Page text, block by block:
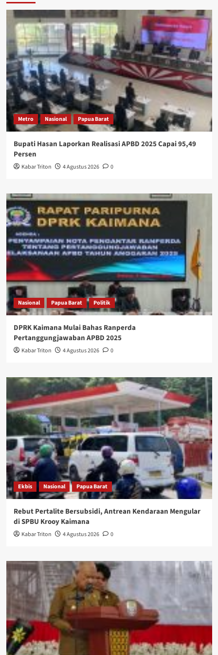
Metro Nasional Papua Barat
Bupati Hasan Laporkan Realisasi APBD 2025 Capai 95,49
Persen
Kabar Triton 4 Agustus 2026 0
Nasional Papua Barat Politik
DPRK Kaimana Mulai Bahas Ranperda
Pertanggungjawaban APBD 2025
Kabar Triton 4 Agustus 2026 0
Ekbis Nasional Papua Barat
Rebut Pertalite Bersubsidi, Antrean Kendaraan Mengular
di SPBU Krooy Kaimana
Kabar Triton 4 Agustus 2026 0